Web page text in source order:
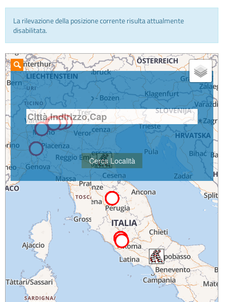
INFO E MEDIA
IN VIAGGIO
La rilevazione della posizione corrente risulta attualmente
disabilitata.